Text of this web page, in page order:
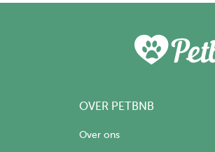
OVER PETBNB
Over ons